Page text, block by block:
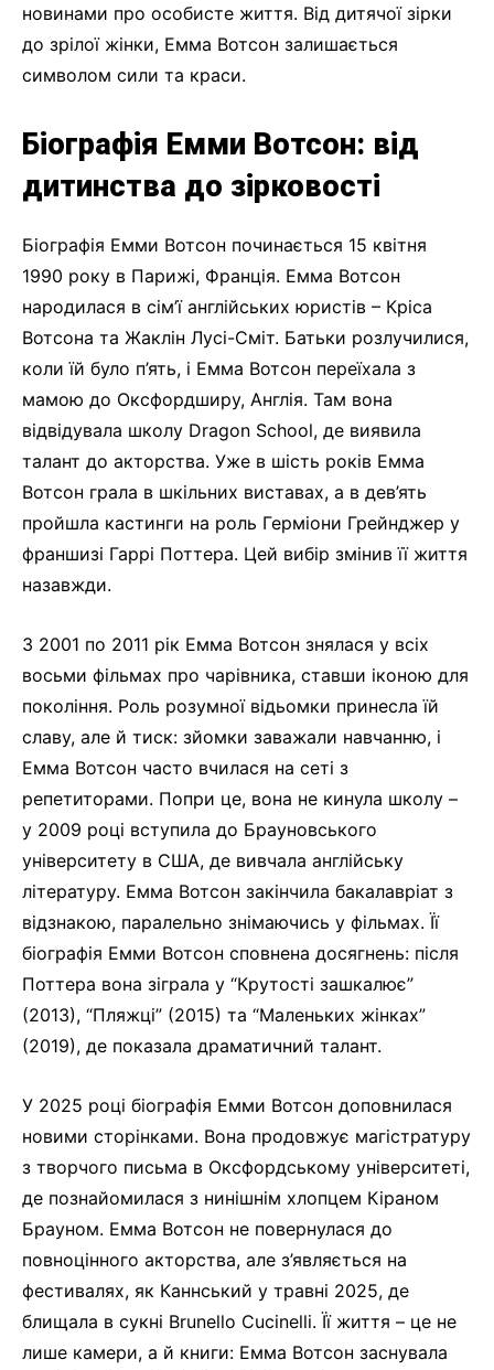
новинами про особисте життя. Від дитячої зірки
до зрілої жінки, Емма Вотсон залишається
символом сили та краси.
Біографія Емми Вотсон: від
дитинства до зірковості
Біографія Емми Вотсон починається 15 квітня
1990 року в Парижі, Франція. Емма Вотсон
народилася в сім’ї англійських юристів – Кріса
Вотсона та Жаклін Лусі-Сміт. Батьки розлучилися,
коли їй було п’ять, і Емма Вотсон переїхала з
мамою до Оксфордширу, Англія. Там вона
відвідувала школу Dragon School, де виявила
талант до акторства. Уже в шість років Емма
Вотсон грала в шкільних виставах, а в дев’ять
пройшла кастинги на роль Герміони Грейнджер у
франшизі Гаррі Поттера. Цей вибір змінив її життя
назавжди.
З 2001 по 2011 рік Емма Вотсон знялася у всіх
восьми фільмах про чарівника, ставши іконою для
покоління. Роль розумної відьомки принесла їй
славу, але й тиск: зйомки заважали навчанню, і
Емма Вотсон часто вчилася на сеті з
репетиторами. Попри це, вона не кинула школу –
у 2009 році вступила до Брауновського
університету в США, де вивчала англійську
літературу. Емма Вотсон закінчила бакалавріат з
відзнакою, паралельно знімаючись у фільмах. Її
біографія Емми Вотсон сповнена досягнень: після
Поттера вона зіграла у “Крутості зашкалює”
(2013), “Пляжці” (2015) та “Маленьких жінках”
(2019), де показала драматичний талант.
У 2025 році біографія Емми Вотсон доповнилася
новими сторінками. Вона продовжує магістратуру
з творчого письма в Оксфордському університеті,
де познайомилася з нинішнім хлопцем Кіраном
Брауном. Емма Вотсон не повернулася до
повноцінного акторства, але з’являється на
фестивалях, як Каннський у травні 2025, де
блищала в сукні Brunello Cucinelli. Її життя – це не
лише камери, а й книги: Емма Вотсон заснувала